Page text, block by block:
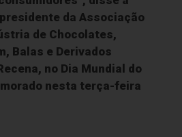
da Associação
de Chocolates,
Balas e Derivados
no Dia Mundial do
nesta terça-feira